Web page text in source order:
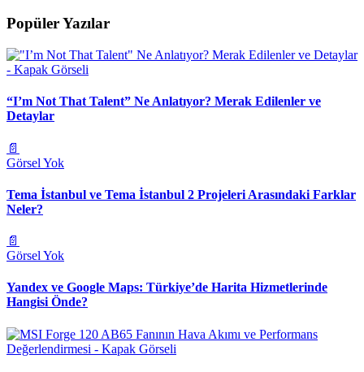
Popüler Yazılar
“I’m Not That Talent” Ne Anlatıyor? Merak Edilenler ve
Detaylar
📄
Görsel Yok
Tema İstanbul ve Tema İstanbul 2 Projeleri Arasındaki Farklar
Neler?
📄
Görsel Yok
Yandex ve Google Maps: Türkiye’de Harita Hizmetlerinde
Hangisi Önde?